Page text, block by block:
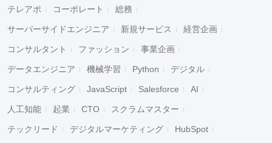
テレアポ コーポレート 総務
サーバーサイドエンジニア 新規サービス 経営企画
コンサルタント ファッション 事業企画
データエンジニア 機械学習 Python デジタル
コンサルティング JavaScript Salesforce AI
人工知能 起業 CTO スクラムマスター
テックリード デジタルマーケティング HubSpot